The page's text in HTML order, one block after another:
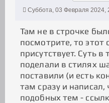
Суббота, 03 Февраля
Там не в строчке
посмотрите, то этот
присутствует. Суть
поделали в стилях
поставили (и есть
там сразу и написал,
подобных тем -